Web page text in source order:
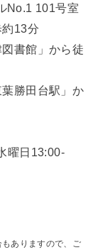
No.1 101号室
13分
書館」から徒
勝田台駅」か
曜日13:00-
ありますので、ご